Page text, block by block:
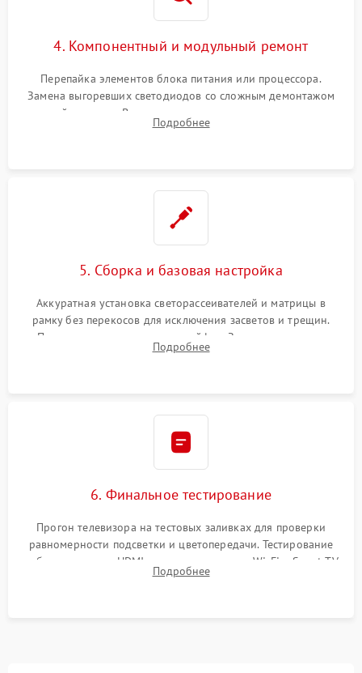
4. Компонентный и модульный ремонт
Перепайка элементов блока питания или процессора.
Замена выгоревших светодиодов со сложным демонтажом
хрупкой матрицы. Восстановление поврежденных дорожек,
прошивка микросхем памяти EEPROM
Подробнее
5. Сборка и базовая настройка
Аккуратная установка светорассеивателей и матрицы в
рамку без перекосов для исключения засветов и трещин.
Подключение внутренних шлейфов. Закрытие корпуса.
Сброс настроек и обновление программного обеспечения.
Подробнее
6. Финальное тестирование
Прогон телевизора на тестовых заливках для проверки
равномерности подсветки и цветопередачи. Тестирование
работы разъемов HDMI, динамиков, модуля Wi-Fi и Smart TV
в рабочем режиме в течение нескольких часов.
Подробнее